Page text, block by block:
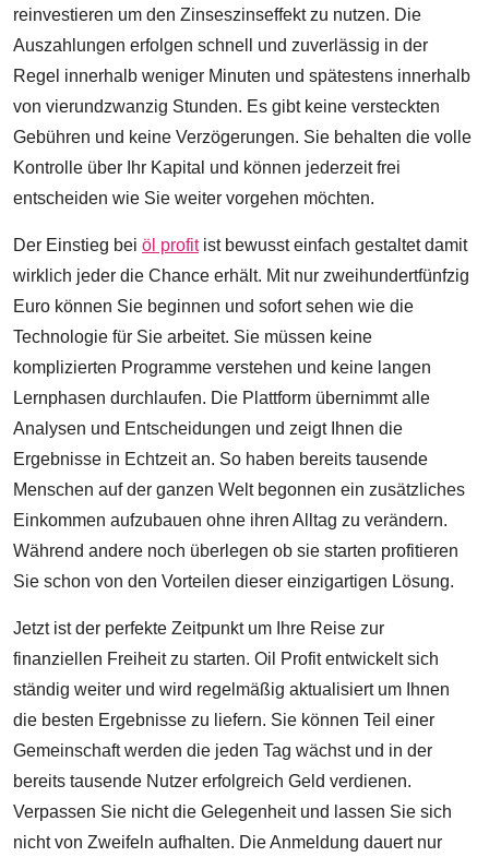
reinvestieren um den Zinseszinseffekt zu nutzen. Die
Auszahlungen erfolgen schnell und zuverlässig in der
Regel innerhalb weniger Minuten und spätestens innerhalb
von vierundzwanzig Stunden. Es gibt keine versteckten
Gebühren und keine Verzögerungen. Sie behalten die volle
Kontrolle über Ihr Kapital und können jederzeit frei
entscheiden wie Sie weiter vorgehen möchten.
Der Einstieg bei öl profitist bewusst einfach gestaltet damit
wirklich jeder die Chance erhält. Mit nur zweihundertfünfzig
Euro können Sie beginnen und sofort sehen wie die
Technologie für Sie arbeitet. Sie müssen keine
komplizierten Programme verstehen und keine langen
Lernphasen durchlaufen. Die Plattform übernimmt alle
Analysen und Entscheidungen und zeigt Ihnen die
Ergebnisse in Echtzeit an. So haben bereits tausende
Menschen auf der ganzen Welt begonnen ein zusätzliches
Einkommen aufzubauen ohne ihren Alltag zu verändern.
Während andere noch überlegen ob sie starten profitieren
Sie schon von den Vorteilen dieser einzigartigen Lösung.
Jetzt ist der perfekte Zeitpunkt um Ihre Reise zur
finanziellen Freiheit zu starten. Oil Profit entwickelt sich
ständig weiter und wird regelmäßig aktualisiert um Ihnen
die besten Ergebnisse zu liefern. Sie können Teil einer
Gemeinschaft werden die jeden Tag wächst und in der
bereits tausende Nutzer erfolgreich Geld verdienen.
Verpassen Sie nicht die Gelegenheit und lassen Sie sich
nicht von Zweifeln aufhalten. Die Anmeldung dauert nur